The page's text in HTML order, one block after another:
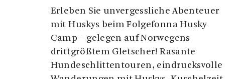
Erleben Sie unvergessliche Abenteuer
mit Huskys beim Folgefonna Husky
Camp – gelegen auf Norwegens
drittgrößtem Gletscher! Rasante
Hundeschlittentouren, eindrucksvolle